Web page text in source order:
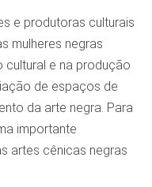
e produtoras culturais
mulheres negras
cultural e na produção
de espaços de
da arte negra. Para
importante
artes cênicas negras